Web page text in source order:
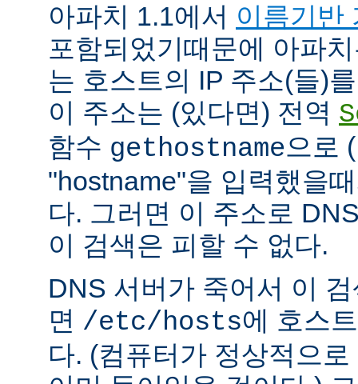
아파치 1.1에서 이름기반
포함되었기때문에 아파
는 호스트의 IP 주소(들)
이 주소는 (있다면) 전역
함수 gethostname으로
"hostname"을 입력했을
다. 그러면 이 주소로
이 검색은 피할 수 없다.
DNS 서버가 죽어서 이
면 /etc/hosts에 호스
다. (컴퓨터가 정상적으